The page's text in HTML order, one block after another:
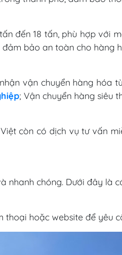
đến 18 tấn, phù hợp với
bảo an toàn cho hàng
vận chuyển hàng hóa
; Vận chuyển hàng siêu
còn có dịch vụ tư vấn
nhanh chóng. Dưới đây là
thoại hoặc website để yêu